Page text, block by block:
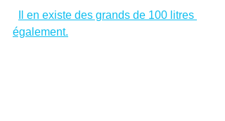
Il en existe des grands de 100 litres
également.